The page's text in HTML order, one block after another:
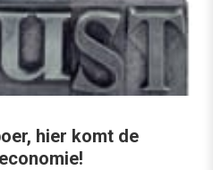
hier komt de